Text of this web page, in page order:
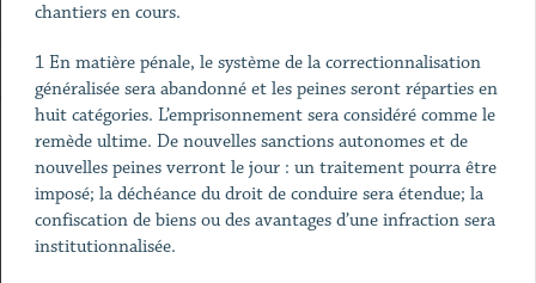
chantiers en cours.
1 En matière pénale, le système de la correctionnalisation
généralisée sera abandonné et les peines seront réparties en
huit catégories. L’emprisonnement sera considéré comme le
remède ultime. De nouvelles sanctions autonomes et de
nouvelles peines verront le jour : un traitement pourra être
imposé; la déchéance du droit de conduire sera étendue; la
confiscation de biens ou des avantages d’une infraction sera
institutionnalisée.